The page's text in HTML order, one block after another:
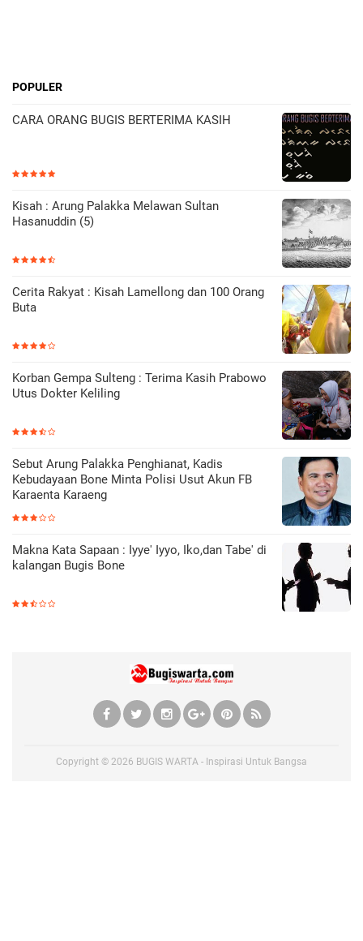
POPULER
CARA ORANG BUGIS BERTERIMA KASIH
Kisah : Arung Palakka Melawan Sultan
Hasanuddin (5)
Cerita Rakyat : Kisah Lamellong dan 100 Orang
Buta
Korban Gempa Sulteng : Terima Kasih Prabowo
Utus Dokter Keliling
Sebut Arung Palakka Penghianat, Kadis
Kebudayaan Bone Minta Polisi Usut Akun FB
Karaenta Karaeng
Makna Kata Sapaan : Iyye' Iyyo, Iko,dan Tabe' di
kalangan Bugis Bone
Copyright © 2026 BUGIS WARTA - Inspirasi Untuk Bangsa